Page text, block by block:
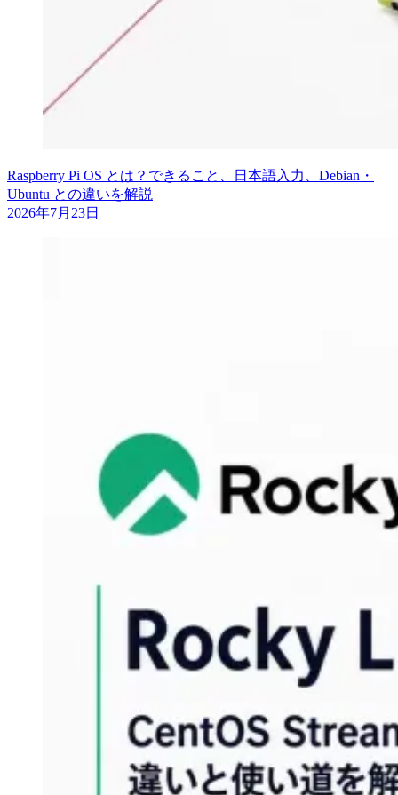
Raspberry Pi OS とは？できること、日本語入力、Debian・
Ubuntu との違いを解説
2026年7月23日